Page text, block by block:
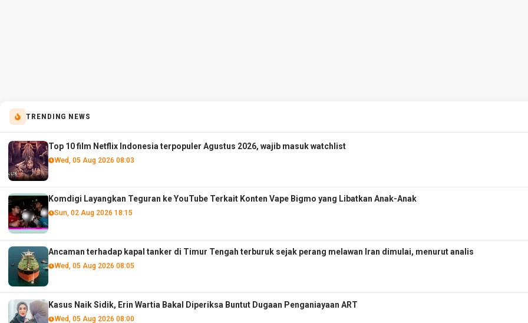
TRENDING NEWS
Top 10 film Netflix Indonesia terpopuler Agustus 2026, wajib masuk watchlist
Wed, 05 Aug 2026 08:03
Komdigi Layangkan Teguran ke YouTube Terkait Konten Vape Bigmo yang Libatkan Anak-Anak
Sun, 02 Aug 2026 18:15
Ancaman terhadap kapal tanker di Timur Tengah terburuk sejak perang melawan Iran dimulai, menurut analis
Wed, 05 Aug 2026 08:05
Kasus Naik Sidik, Erin Wartia Bakal Diperiksa Buntut Dugaan Penganiayaan ART
Wed, 05 Aug 2026 08:00